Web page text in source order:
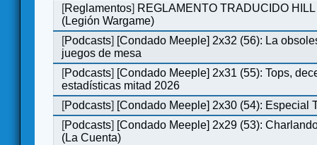
[Reglamentos] REGLAMENTO TRADUCIDO
(Legión Wargame)
[Podcasts] [Condado Meeple] 2x32 (56): La
juegos de mesa
[Podcasts] [Condado Meeple] 2x31 (55): Tops,
estadísticas mitad 2026
[Podcasts] [Condado Meeple] 2x30 (54): Especial
[Podcasts] [Condado Meeple] 2x29 (53):
(La Cuenta)